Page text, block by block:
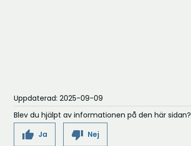
Uppdaterad: 2025-09-09
Blev du hjälpt av informationen på den här sidan?
thumb_up Ja thumb_down Nej